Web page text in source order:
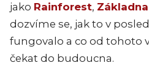
jako Rainforest, Základna
dozvíme se, jak to v
fungovalo a co od tohoto
čekat do budoucna.